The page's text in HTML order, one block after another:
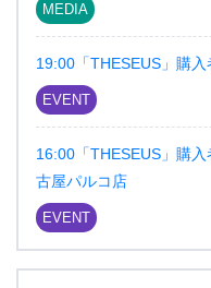
MEDIA
19:00「THESEUS」購
EVENT
16:00「THESEUS」購
古屋パルコ店
EVENT